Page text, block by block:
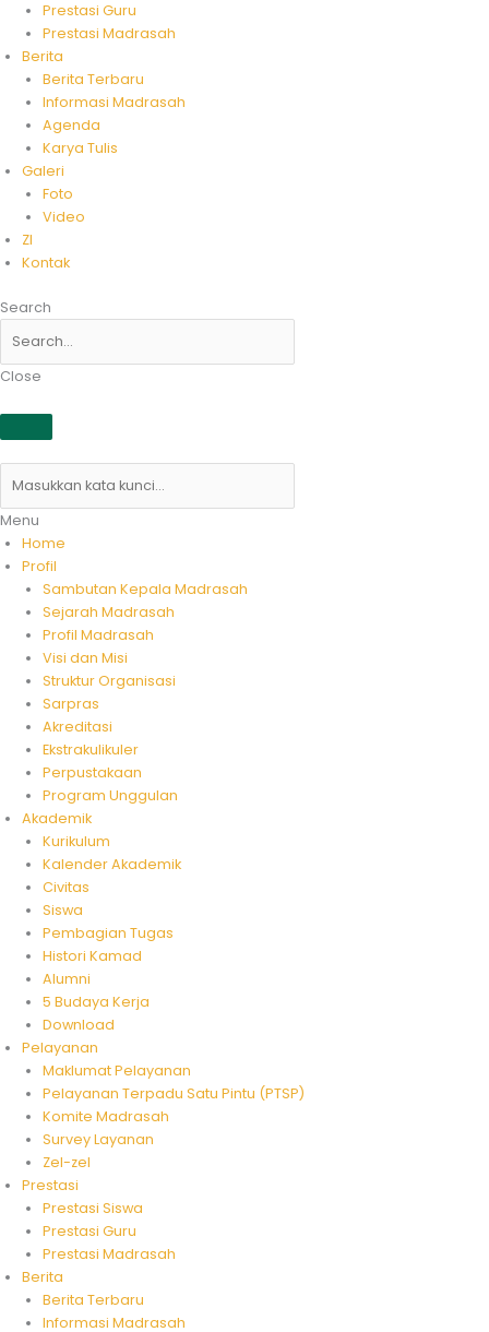
Prestasi Guru
Prestasi Madrasah
Berita
Berita Terbaru
Informasi Madrasah
Agenda
Karya Tulis
Galeri
Foto
Video
ZI
Kontak
Search
Close
Menu
Home
Profil
Sambutan Kepala Madrasah
Sejarah Madrasah
Profil Madrasah
Visi dan Misi
Struktur Organisasi
Sarpras
Akreditasi
Ekstrakulikuler
Perpustakaan
Program Unggulan
Akademik
Kurikulum
Kalender Akademik
Civitas
Siswa
Pembagian Tugas
Histori Kamad
Alumni
5 Budaya Kerja
Download
Pelayanan
Maklumat Pelayanan
Pelayanan Terpadu Satu Pintu (PTSP)
Komite Madrasah
Survey Layanan
Zel-zel
Prestasi
Prestasi Siswa
Prestasi Guru
Prestasi Madrasah
Berita
Berita Terbaru
Informasi Madrasah